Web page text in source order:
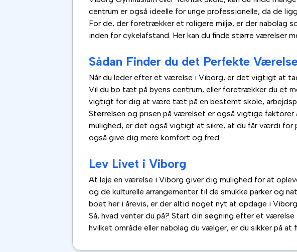
centrum er også ideelle for unge professionelle, da de
For de, der foretrækker et roligere miljø, er der nabolag
inden for cykelafstand. Her kan du finde større værelser
Sådan Finder du det Perfekte
Når du leder efter et værelse i Viborg, er det vigtigt at
Vil du bo tæt på byens centrum, eller foretrækker du et
vigtigt for dig at være tæt på en bestemt skole,
Størrelsen og prisen på værelset er også vigtige
mulighed, er det også vigtigt at sikre, at du får værdi for
også give dig mere komfort og fred.
Lev Livet i Viborg
At leje en værelse i Viborg giver dig mulighed for at
og de kulturelle arrangementer til de smukke parker og
boet her i årevis, er der altid noget nyt at opdage i Viborg.
Så, hvad venter du på? Start din søgning efter et
hvilket område eller nabolag du vælger, er du sikker på at